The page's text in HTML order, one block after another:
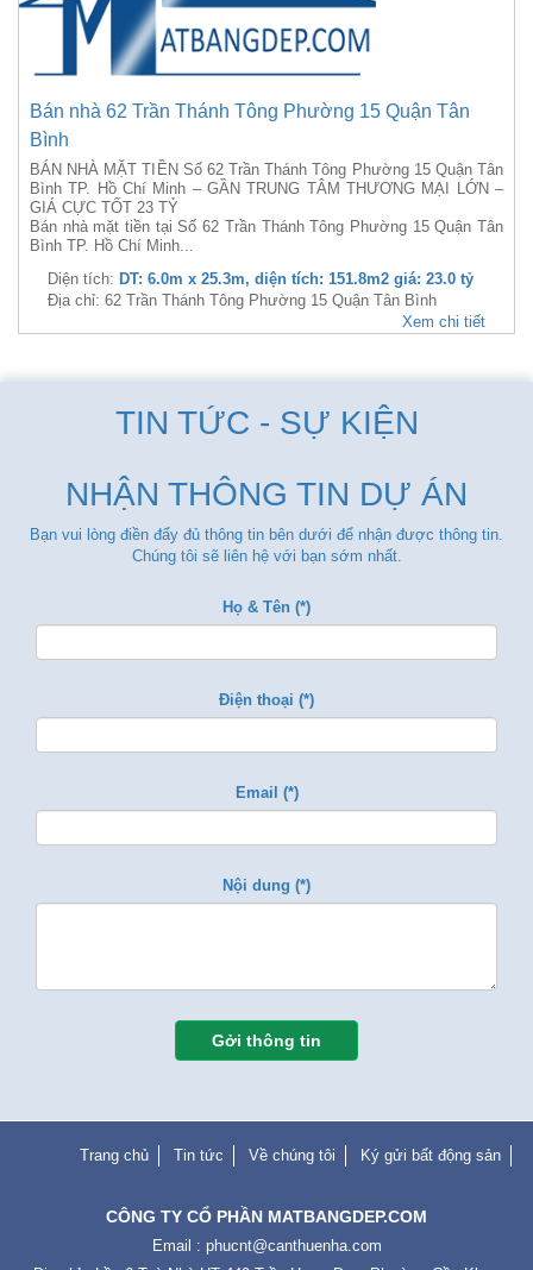
Bán nhà 62 Trần Thánh Tông Phường 15 Quận Tân
Bình
BÁN NHÀ MẶT TIỀN Số 62 Trần Thánh Tông Phường 15 Quận Tân
Bình TP. Hồ Chí Minh – GẦN TRUNG TÂM THƯƠNG MẠI LỚN –
GIÁ CỰC TỐT 23 TỶ
Bán nhà mặt tiền tại Số 62 Trần Thánh Tông Phường 15 Quận Tân
Bình TP. Hồ Chí Minh...
Diện tích: DT: 6.0m x 25.3m, diện tích: 151.8m2 giá: 23.0 tỷ
Địa chỉ: 62 Trần Thánh Tông Phường 15 Quận Tân Bình
Xem chi tiết
TIN TỨC - SỰ KIỆN
NHẬN THÔNG TIN DỰ ÁN
Bạn vui lòng điền đẩy đủ thông tin bên dưới để nhận được thông tin.
Chúng tôi sẽ liên hệ với bạn sớm nhất.
Họ & Tên (*)
Điện thoại (*)
Email (*)
Nội dung (*)
Gởi thông tin
Trang chủ Tin tức Về chúng tôi Ký gửi bất động sản
CÔNG TY CỔ PHẦN MATBANGDEP.COM
Email : phucnt@canthuenha.com